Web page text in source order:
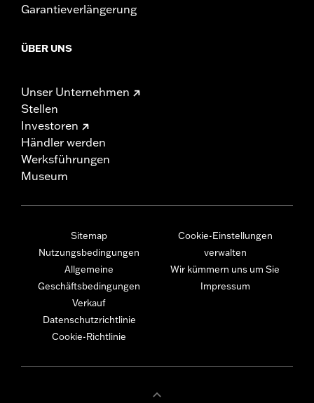
Garantieverlängerung
ÜBER UNS
Unser Unternehmen
Stellen
Investoren
Händler werden
Werksführungen
Museum
Sitemap
Nutzungsbedingungen
Allgemeine
Geschäftsbedingungen
Verkauf
Datenschutzrichtlinie
Cookie-Richtlinie
Cookie-Einstellungen
verwalten
Wir kümmern uns um Sie
Impressum